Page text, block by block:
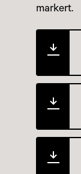
markert.